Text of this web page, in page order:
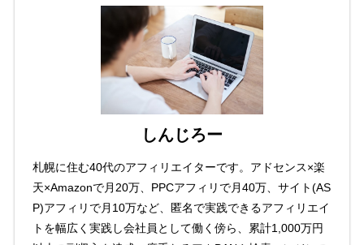
しんじろー
札幌に住む40代のアフィリエイターです。アドセンス×楽
天×Amazonで月20万、PPCアフィリで月40万、サイト(AS
P)アフィリで月10万など、匿名で実践できるアフィリエイ
トを幅広く実践し会社員として働く傍ら、累計1,000万円